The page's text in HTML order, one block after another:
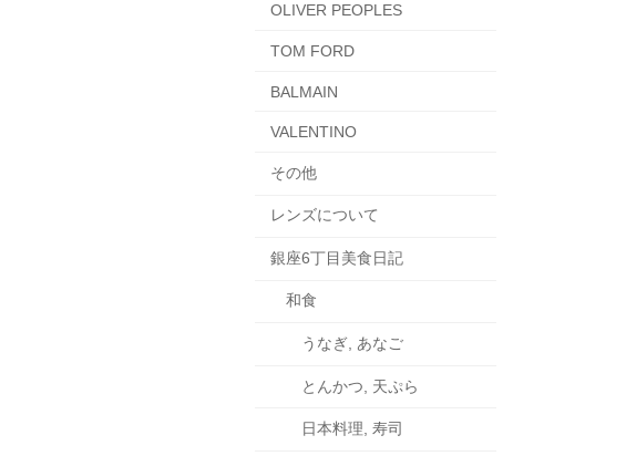
OLIVER PEOPLES
TOM FORD
BALMAIN
VALENTINO
その他
レンズについて
銀座6丁目美食日記
和食
うなぎ, あなご
とんかつ, 天ぷら
日本料理, 寿司